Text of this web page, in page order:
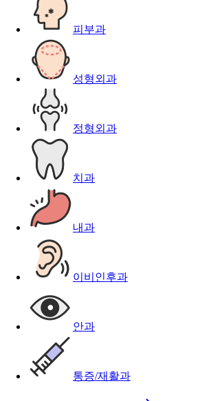
피부과
성형외과
정형외과
치과
내과
이비인후과
안과
통증/재활과